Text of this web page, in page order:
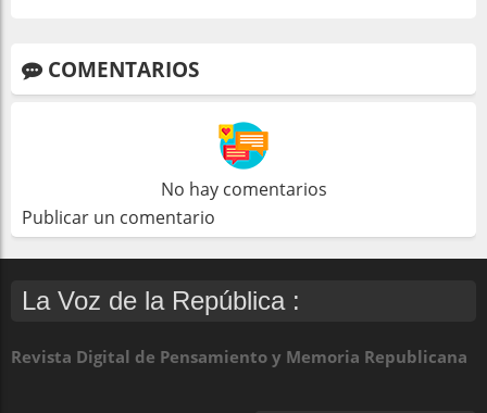
COMENTARIOS
No hay comentarios
Publicar un comentario
La Voz de la República :
Revista Digital de Pensamiento y Memoria Republicana